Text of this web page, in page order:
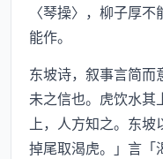
〈琴操〉，柳子厚
能作。
东坡诗，叙事言简而
未之信也。虎饮水其
上，人方知之。东坡
掉尾取渴虎。」言「